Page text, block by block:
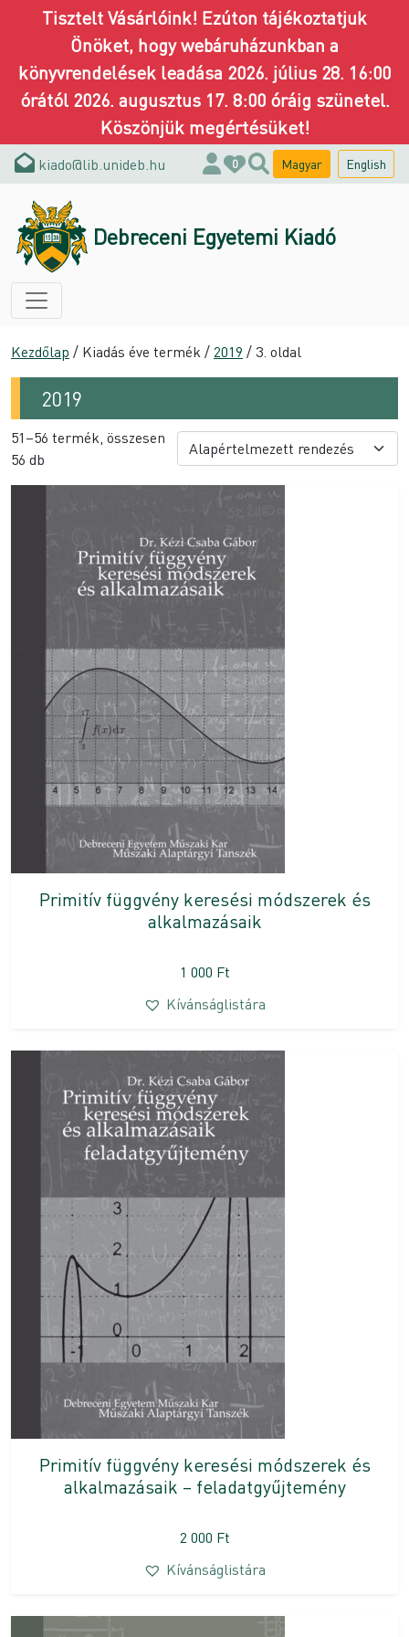
Tisztelt Vásárlóink! Ezúton tájékoztatjuk
Önöket, hogy webáruházunkban a
könyvrendelések leadása 2026. július 28. 16:00
órától 2026. augusztus 17. 8:00 óráig szünetel.
Köszönjük megértésüket!
kiado@lib.unideb.hu 0 Magyar English
Debreceni Egyetemi Kiadó
Kezdőlap / Kiadás éve termék / 2019 / 3. oldal
2019
51–56 termék, összesen
56 db
Primitív függvény keresési módszerek és
alkalmazásaik
1 000 Ft
Kívánságlistára
Primitív függvény keresési módszerek és
alkalmazásaik – feladatgyűjtemény
2 000 Ft
Kívánságlistára